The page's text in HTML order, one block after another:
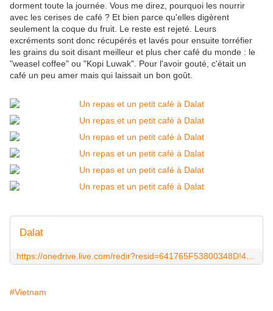
dorment toute la journée. Vous me direz, pourquoi les nourrir
avec les cerises de café ? Et bien parce qu'elles digèrent
seulement la coque du fruit. Le reste est rejeté. Leurs
excréments sont donc récupérés et lavés pour ensuite torréfier
les grains du soit disant meilleur et plus cher café du monde : le
"weasel coffee" ou "Kopi Luwak". Pour l'avoir gouté, c'était un
café un peu amer mais qui laissait un bon goût.
Dalat
#Vietnam